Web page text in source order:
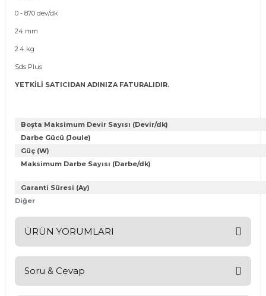
0 - 870 dev/dk
24 mm
2.4 kg
Sds Plus
YETKİLİ SATICIDAN ADINIZA FATURALIDIR.
Boşta Maksimum Devir Sayısı (Devir/dk)
Darbe Gücü (Joule)
Güç (W)
Maksimum Darbe Sayısı (Darbe/dk)
Diğer
Garanti Süresi (Ay)
ÜRÜN YORUMLARI
Bu ürüne ilk yorumu siz yapın!
Soru & Cevap